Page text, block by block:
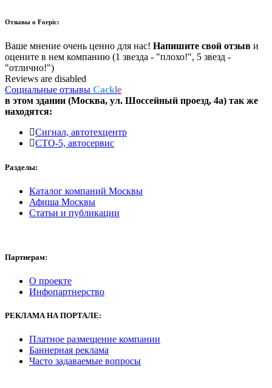
Отзывы о Forpic:
Ваше мнение очень ценно для нас! Напишите свой отзыв и
оцените в нем компанию (1 звезда - "плохо!", 5 звезд -
"отлично!")
Reviews are disabled
Социальные отзывы Cackle
в этом здании (Москва, ул. Шоссейный проезд, 4а) так же
находятся:
Сигнал, автотехцентр
СТО-5, автосервис
Разделы:
Каталог компаний Москвы
Афиша Москвы
Статьи и публикации
Партнерам:
О проекте
Инфопартнерство
РЕКЛАМАНА ПОРТАЛЕ:
Платное размещение компании
Баннерная реклама
Часто задаваемые вопросы